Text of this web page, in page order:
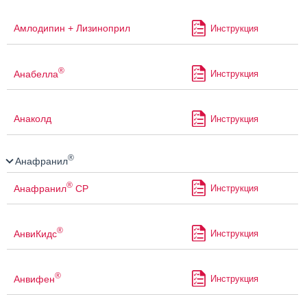
Амлодипин + Лизиноприл Инструкция
Анабелла® Инструкция
Анаколд Инструкция
Анафранил®
Анафранил® СР Инструкция
АнвиКидс® Инструкция
Анвифен® Инструкция